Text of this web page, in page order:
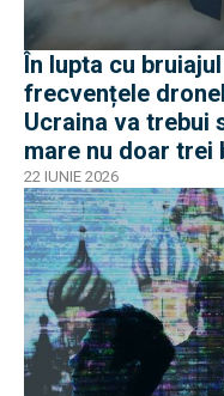
În lupta cu
frecvențele
Ucraina va trebui
mare nu doar trei
22 IUNIE 2026